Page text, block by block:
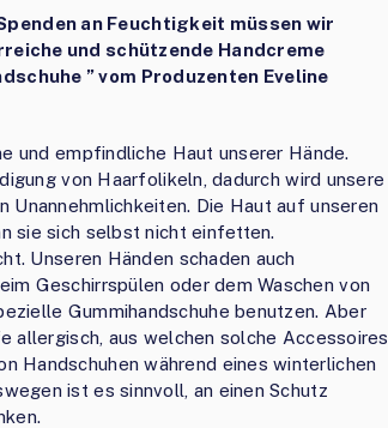
an Feuchtigkeit müssen wir
und schützende Handcreme
” vom Produzenten Eveline
und empfindliche Haut unserer Hände.
von Haarfolikeln, dadurch wird unsere
Die Haut auf unseren
sie sich selbst nicht einfetten.
Unseren Händen schaden auch
Geschirrspülen oder dem Waschen von
Gummihandschuhe benutzen. Aber
allergisch, aus welchen solche Accessoires
Handschuhen während eines winterlichen
ist es sinnvoll, an einen Schutz